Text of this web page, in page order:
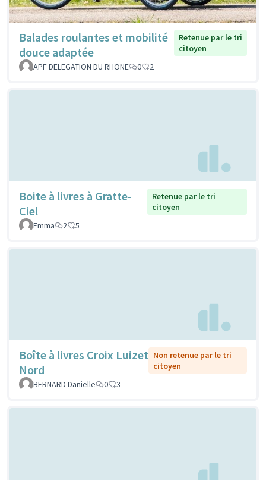
Balades roulantes et mobilité
douce adaptée
Retenue par le tri
citoyen
APF DELEGATION DU RHONE
0 2
Boite à livres à Gratte-
Ciel
Retenue par le tri
citoyen
Emma
2 5
Boîte à livres Croix Luizet
Nord
Non retenue par le tri
citoyen
BERNARD Danielle
0 3